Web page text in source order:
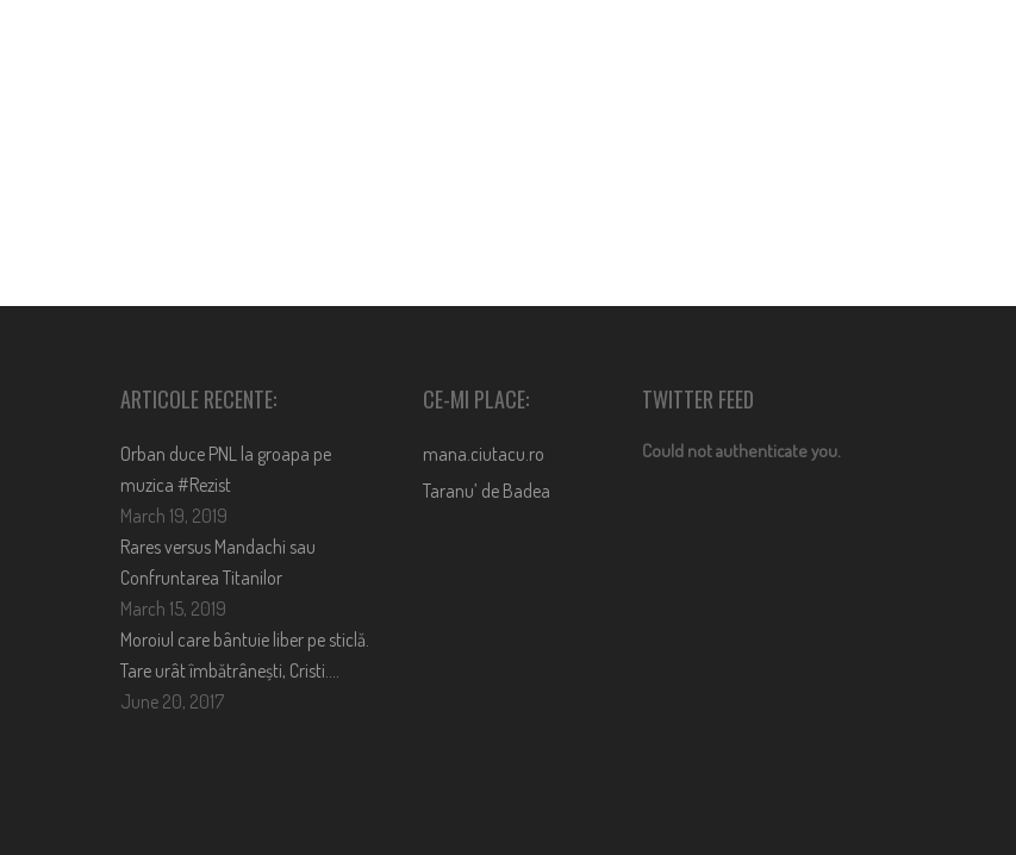
ARTICOLE RECENTE:
Orban duce PNL la groapa pe
muzica #Rezist
March 19, 2019
Rares versus Mandachi sau
Confruntarea Titanilor
March 15, 2019
Moroiul care bântuie liber pe sticlă.
Tare urât îmbătrânești, Cristi….
June 20, 2017
CE-MI PLACE:
mana.ciutacu.ro
Taranu’ de Badea
TWITTER FEED
Could not authenticate you.